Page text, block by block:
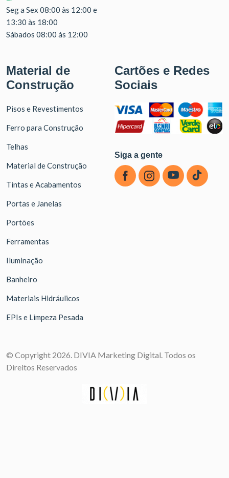
Seg a Sex 08:00 às 12:00 e
13:30 às 18:00
Sábados 08:00 ás 12:00
Material de
Construção
Pisos e Revestimentos
Ferro para Construção
Telhas
Material de Construção
Tintas e Acabamentos
Portas e Janelas
Portões
Ferramentas
Iluminação
Banheiro
Materiais Hidráulicos
EPIs e Limpeza Pesada
Cartões e Redes
Sociais
Siga a gente
© Copyright 2026. DIVIA Marketing Digital. Todos os
Direitos Reservados